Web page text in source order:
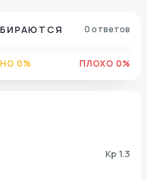
0 ответов
0% ПЛОХО 0%
Kp 1.3